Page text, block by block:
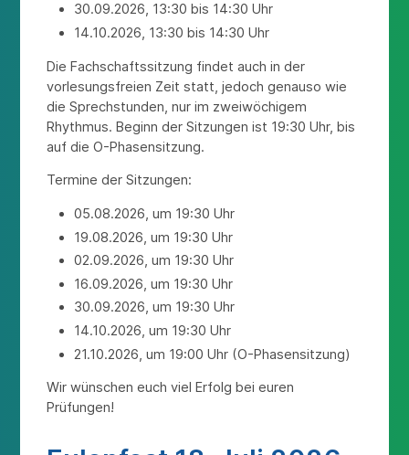
30.09.2026, 13:30 bis 14:30 Uhr
14.10.2026, 13:30 bis 14:30 Uhr
Die Fachschaftssitzung findet auch in der
vorlesungsfreien Zeit statt, jedoch genauso wie
die Sprechstunden, nur im zweiwöchigem
Rhythmus. Beginn der Sitzungen ist 19:30 Uhr, bis
auf die O-Phasensitzung.
Termine der Sitzungen:
05.08.2026, um 19:30 Uhr
19.08.2026, um 19:30 Uhr
02.09.2026, um 19:30 Uhr
16.09.2026, um 19:30 Uhr
30.09.2026, um 19:30 Uhr
14.10.2026, um 19:30 Uhr
21.10.2026, um 19:00 Uhr (O-Phasensitzung)
Wir wünschen euch viel Erfolg bei euren
Prüfungen!